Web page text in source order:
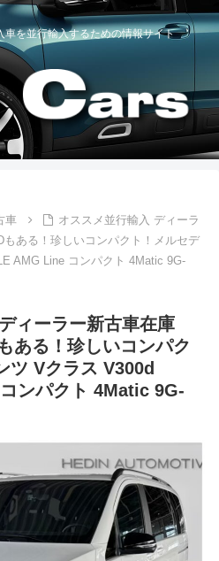
車を並行輸入するための情報サイト
車
オススメ並行輸入 ディーラ
ある！珍しいコンパクト！メルセデ
AMG Line コンパクト 4Matic 9G-
ィーラー新古車在庫
ある！珍しいコンパク
ツ Vクラス V300d
ンパクト 4Matic 9G-